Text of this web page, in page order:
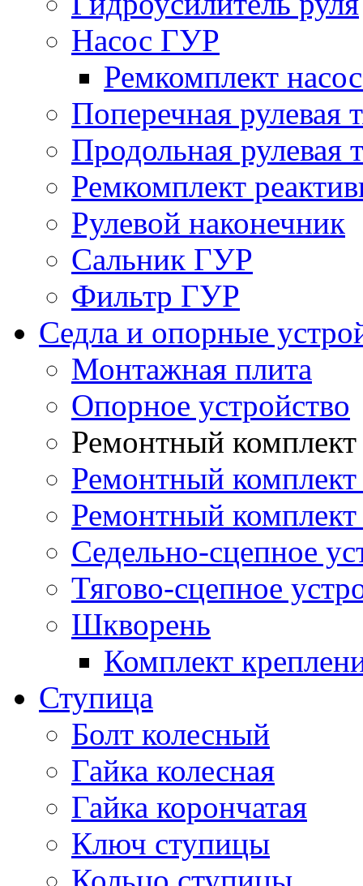
Насос ГУР
Ремкомплект
Поперечная рулевая
Продольная рулевая
Ремкомплект
Рулевой наконечник
Сальник ГУР
Фильтр ГУР
Седла и опорные
Монтажная плита
Опорное устройство
Ремонтный комплект
Ремонтный
Ремонтный комплект
Седельно-сцепное
Тягово-сцепное
Шкворень
Комплект
Ступица
Болт колесный
Гайка колесная
Гайка корончатая
Ключ ступицы